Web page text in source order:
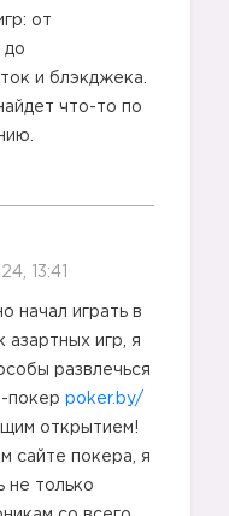
от
до
и блэкджека.
что-то по
13:41
начал играть в
азартных игр, я
развлечься
покер poker.by/
открытием!
сайте покера, я
не только